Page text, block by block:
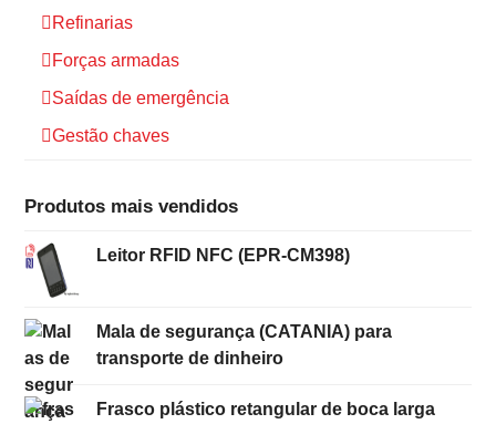
Refinarias
Forças armadas
Saídas de emergência
Gestão chaves
Produtos mais vendidos
Leitor RFID NFC (EPR-CM398)
Mala de segurança (CATANIA) para
transporte de dinheiro
Frasco plástico retangular de boca larga